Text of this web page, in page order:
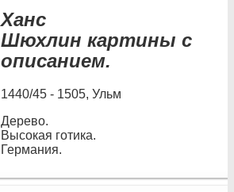
Ханс
Шюхлин картины с
описанием.
1440/45 - 1505, Ульм
Дерево.
Высокая готика.
Германия.